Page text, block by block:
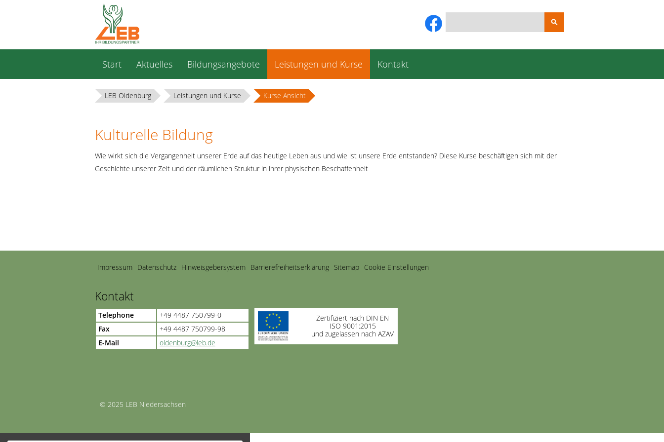
Suchbegriffe
überspringen
Start Aktuelles Bildungsangebote Leistungen und Kurse Kontakt
LEB Oldenburg Leistungen und Kurse Kurse Ansicht
Kulturelle Bildung
Wie wirkt sich die Vergangenheit unserer Erde auf das heutige Leben aus und wie ist unsere Erde entstanden? Diese Kurse beschäftigen sich mit der
Geschichte unserer Zeit und der räumlichen Struktur in ihrer physischen Beschaffenheit
Navigation
überspringen
Impressum Datenschutz Hinweisgebersystem Barrierefreiheitserklärung Sitemap Cookie Einstellungen
Kontakt
Telephone
+49 4487 750799-0
Fax
+49 4487 750799-98
E-Mail
oldenburg@leb.de
Zertifiziert nach DIN EN
ISO 9001:2015
und zugelassen nach AZAV
© 2025 LEB Niedersachsen